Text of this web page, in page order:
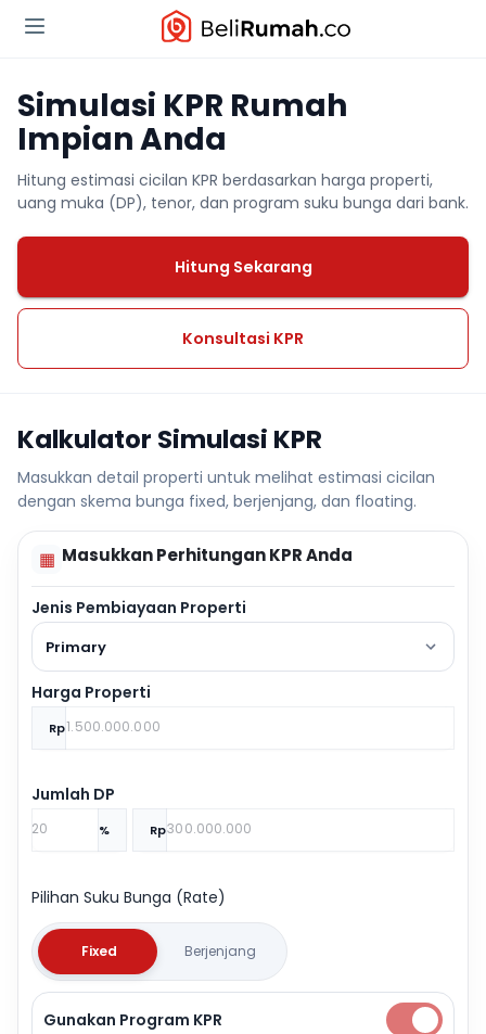
Simulasi KPR Rumah
Impian Anda
Hitung estimasi cicilan KPR berdasarkan harga properti,
uang muka (DP), tenor, dan program suku bunga dari bank.
Hitung Sekarang
Konsultasi KPR
Kalkulator Simulasi KPR
Masukkan detail properti untuk melihat estimasi cicilan
dengan skema bunga fixed, berjenjang, dan floating.
▦ Masukkan Perhitungan KPR Anda
Jenis Pembiayaan Properti
Primary
Harga Properti
Rp
Jumlah DP
% Rp
Pilihan Suku Bunga (Rate)
Fixed Berjenjang
Gunakan Program KPR